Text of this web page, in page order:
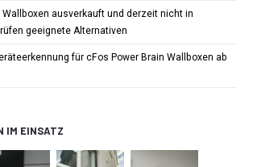
Wallboxen ausverkauft und derzeit nicht in
geeignete Alternativen
für cFos Power Brain Wallboxen ab
IM EINSATZ